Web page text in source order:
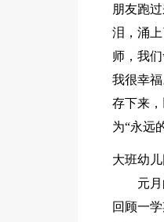
朋友跑
泪，涌
师，我
我很幸
存下来
为“永远
大班幼
元
回顾一